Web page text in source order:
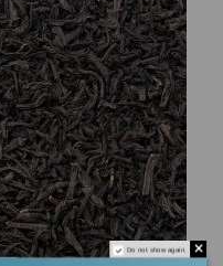
Do not show again.